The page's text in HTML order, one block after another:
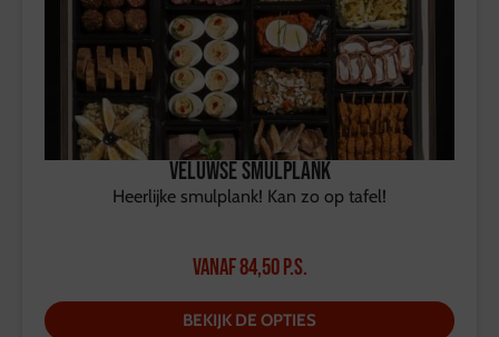
Veluwse Smulplank
Heerlijke smulplank! Kan zo op tafel!
Vanaf84,50p.s.
BEKIJK DE OPTIES